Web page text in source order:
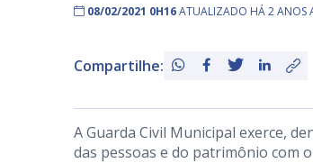
08/02/2021 0H16ATUALIZADO HÁ 2 ANOS
Compartilhe:
A Guarda Civil Municipal exerce,
das pessoas e do patrimônio com